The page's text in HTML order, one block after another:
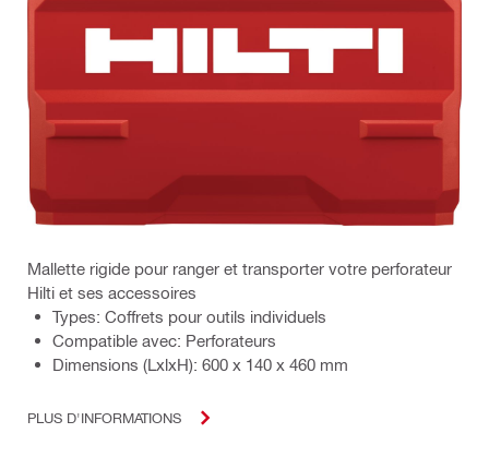
Mallette rigide pour ranger et transporter votre perforateur
Hilti et ses accessoires
Types: Coffrets pour outils individuels
Compatible avec: Perforateurs
Dimensions (LxlxH): 600 x 140 x 460 mm
PLUS D'INFORMATIONS